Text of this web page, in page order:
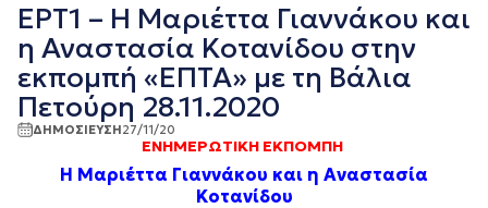
ΕΡΤ1 – Η Μαριέττα Γιαννάκου και
η Αναστασία Κοτανίδου στην
εκπομπή «ΕΠΤΑ» με τη Βάλια
Πετούρη 28.11.2020
ΔΗΜΟΣΙΕΥΣΗ27/11/20
ΕΝΗΜΕΡΩΤΙΚΗ ΕΚΠΟΜΠΗ
Η Μαριέττα Γιαννάκου και η Αναστασία
Κοτανίδου